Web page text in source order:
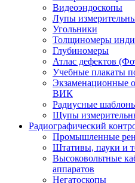
Видеоэндоскопы
Лупы
Угольники
Толщиномеры
Глубиномеры
Атлас дефектов
Учебные плакаты
Экзаменационные
ВИК
Радиусные
Щупы
Радиографический
Промышленные
Штативы, пауки и
Высоковольтные
аппаратов
Негатоскопы